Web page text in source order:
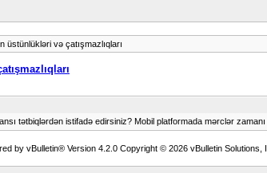
və çatışmazlıqları
tətbiqlərdən istifadə edirsiniz? Mobil platformada mərclər
by vBulletin® Version 4.2.0 Copyright © 2026 vBulletin Solutions,